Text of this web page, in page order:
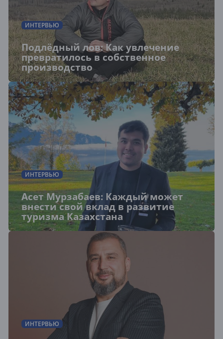
ИНТЕРВЬЮ
Подлёдный лов: Как увлечение
превратилось в собственное
производство
ИНТЕРВЬЮ
Асет Мурзабаев: Каждый может
внести свой вклад в развитие
туризма Казахстана
ИНТЕРВЬЮ